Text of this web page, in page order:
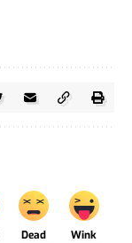
Dead Wink